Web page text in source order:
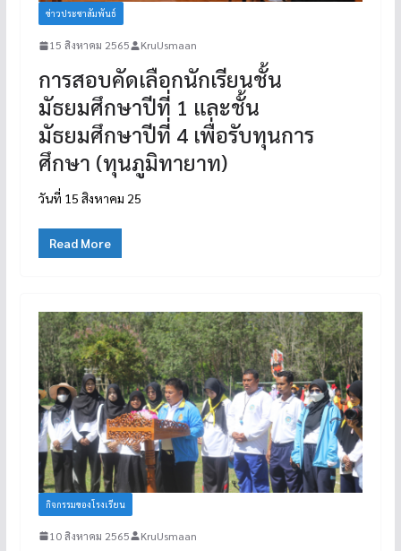
ข่าวประชาสัมพันธ์
15 สิงหาคม 2565 KruUsmaan
การสอบคัดเลือกนักเรียนชั้น
มัธยมศึกษาปีที่ 1 และชั้น
มัธยมศึกษาปีที่ 4 เพื่อรับทุนการ
ศึกษา (ทุนภูมิทายาท)
วันที่ 15 สิงหาคม 25
Read More
กิจกรรมของโรงเรียน
10 สิงหาคม 2565 KruUsmaan